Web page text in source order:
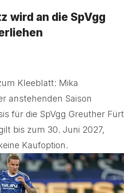
wird an die SpVgg
Kleeblatt: Mika
anstehenden Saison
für die SpVgg Greuther
bis zum 30. Juni 2027,
Kaufoption.